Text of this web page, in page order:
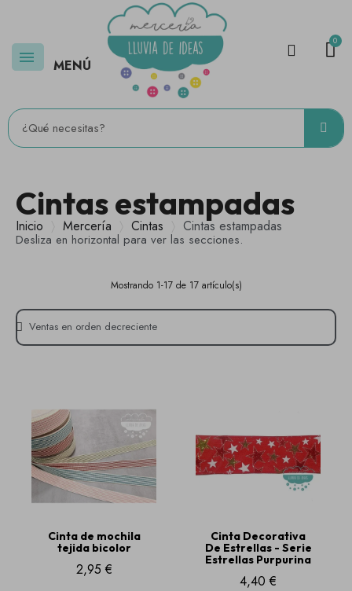
MENÚ
Cintas estampadas
Inicio Mercería Cintas Cintas estampadas
Desliza en horizontal para ver las secciones.
Mostrando 1-17 de 17 artículo(s)
Cinta de mochila
tejida bicolor
2,95 €
Cinta Decorativa
De Estrellas - Serie
Estrellas Purpurina
4,40 €